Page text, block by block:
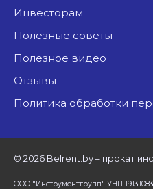
Инвесторам
Полезные советы
Полезное видео
Отзывы
Политика обработки
© 2026 Belrent.by – прокат
ООО "Инструментгрупп" УНП